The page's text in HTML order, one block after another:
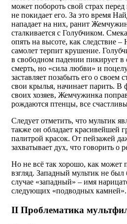
может побороть свой страх
не покидает его. За это время
нападает на них, ранит
сталкивается с Голубчиком.
опять на высоте, как следствие
самолет терпит крушение.
в свободном падении пикирует
смерть, но «сила любви» и
заставляет позабыть его о своем
свои крылья, начинает парить. В
своих хозяев, Жемчужинка
рождаются птенцы, все
Следует отметить, что мультик
также он обладает красивейшей
палитрой красок. От пейзажей
захватывает дух, что говорить о
Но не всё так хорошо, как может
взгляд. Западный мультик не
случае «западный» – имя
следующих «подводных камней».
II Проблематика